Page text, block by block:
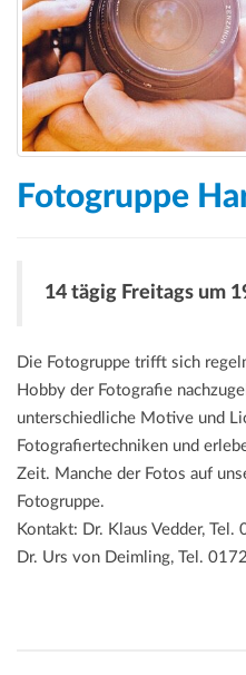
Fotogruppe
14 tägig Freitags um
Die Fotogruppe trifft sich
Hobby der Fotografie
unterschiedliche Motive und
Fotografiertechniken und
Zeit. Manche der Fotos auf
Fotogruppe.
Kontakt: Dr. Klaus Vedder,
Dr. Urs von Deimling, Tel.